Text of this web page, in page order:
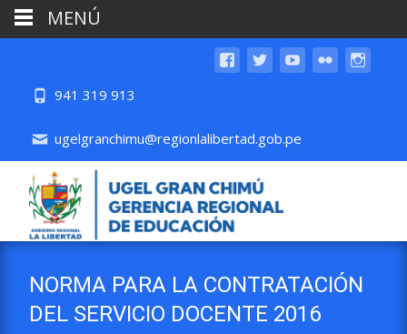
941 319 913
ugelgranchimu@regionlalibertad.gob.pe
NORMA PARA LA CONTRATACIÓN
DEL SERVICIO DOCENTE 2016
MENÚ